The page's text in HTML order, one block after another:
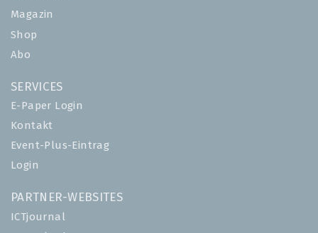
Magazin
Shop
Abo
SERVICES
E-Paper Login
Kontakt
Event-Plus-Eintrag
Login
PARTNER-WEBSITES
ICTjournal